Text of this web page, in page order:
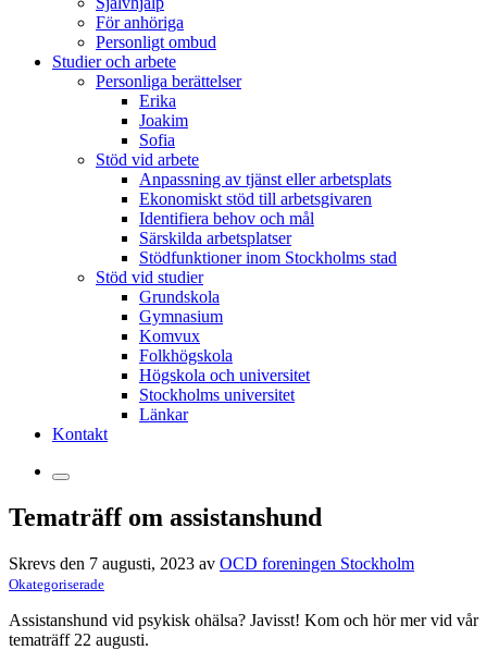
För anhöriga
Personligt ombud
Studier och arbete
Personliga berättelser
Erika
Joakim
Sofia
Stöd vid arbete
Anpassning av tjänst eller arbetsplats
Ekonomiskt stöd till arbetsgivaren
Identifiera behov och mål
Särskilda arbetsplatser
Stödfunktioner inom Stockholms stad
Stöd vid studier
Grundskola
Gymnasium
Komvux
Folkhögskola
Högskola och universitet
Stockholms universitet
Länkar
Kontakt
Tematräff om assistanshund
Skrevs den 7 augusti, 2023 av OCD foreningen Stockholm
Okategoriserade
Assistanshund vid psykisk ohälsa? Javisst! Kom och hör mer vid vår
tematräff 22 augusti.